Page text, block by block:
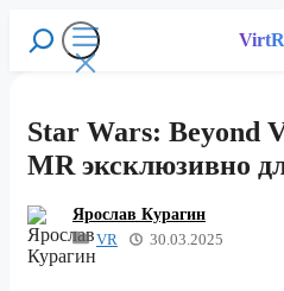
Перейти
содержимому
Меню
Поиск
Star Wars: Beyond
MR эксклюзивно
Ярослав Курагин
VR
30.03.2025